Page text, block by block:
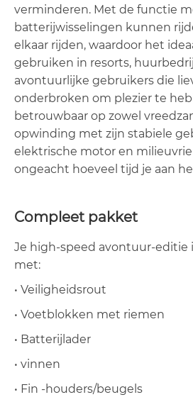
verminderen. Met de functie
batterijwisselingen kunnen
elkaar rijden, waardoor het
gebruiken in resorts,
avontuurlijke gebruikers die
onderbroken om plezier te
betrouwbaar op zowel
opwinding met zijn stabiele
elektrische motor en
ongeacht hoeveel tijd je aan
Compleet pakket
Je high-speed avontuur-editie
met:
• Veiligheidsrout
• Voetblokken met riemen
• Batterijlader
• vinnen
• Fin -houders/beugels